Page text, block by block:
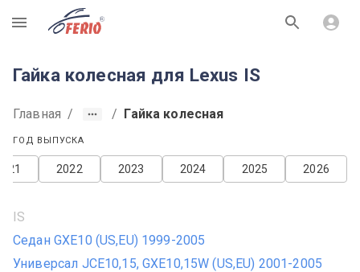
R
Гайка колесная для Lexus IS
Главная / / Гайка колесная
ГОД ВЫПУСКА
2026
2025
2024
2023
2022
IS
Седан GXE10 (US,EU) 1999-2005
Универсал JCE10,15, GXE10,15W (US,EU) 2001-2005